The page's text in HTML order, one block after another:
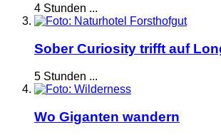
4 Stunden ...
Sober Curiosity trifft auf
5 Stunden ...
Wo Giganten wandern